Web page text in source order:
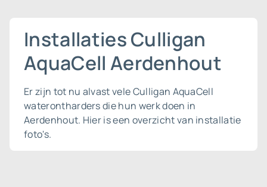
Installaties Culligan
AquaCell Aerdenhout
Er zijn tot nu alvast vele Culligan AquaCell
waterontharders die hun werk doen in
Aerdenhout. Hier is een overzicht van installatie
foto's.